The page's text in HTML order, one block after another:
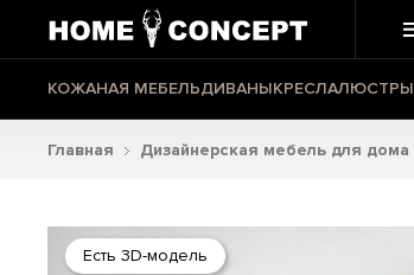
КОЖАНАЯ МЕБЕЛЬДИВАНЫКРЕСЛАЛЮСТРЫ
Главная Дизайнерская мебель для дома
Есть 3D-модель